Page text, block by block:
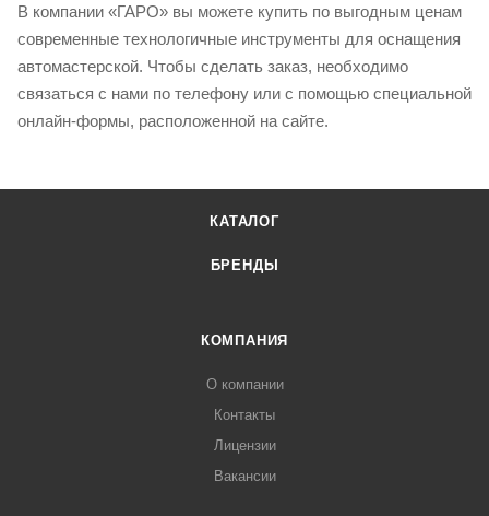
В компании «ГАРО» вы можете купить по выгодным ценам
современные технологичные инструменты для оснащения
автомастерской. Чтобы сделать заказ, необходимо
связаться с нами по телефону или с помощью специальной
онлайн-формы, расположенной на сайте.
КАТАЛОГ
БРЕНДЫ
КОМПАНИЯ
О компании
Контакты
Лицензии
Вакансии